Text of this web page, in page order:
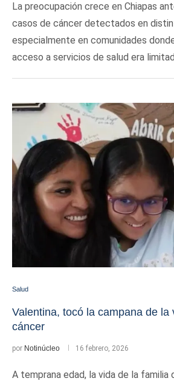
La preocupación crece en Chiapas
casos de cáncer detectados en
especialmente en comunidades
acceso a servicios de salud era
Salud
Valentina, tocó la campana de la
cáncer
por Notinúcleo 16 febrero, 2026
A temprana edad, la vida de la familia